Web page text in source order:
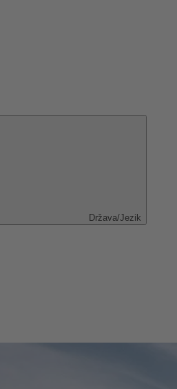
Država/Jezik